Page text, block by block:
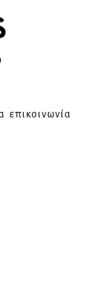
επικοινωνία